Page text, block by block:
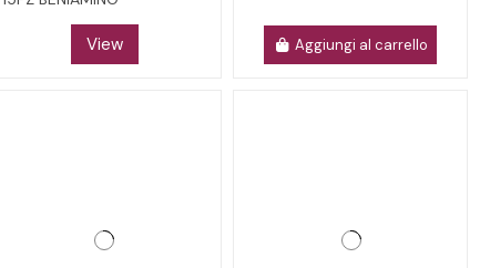
View Aggiungi al carrello